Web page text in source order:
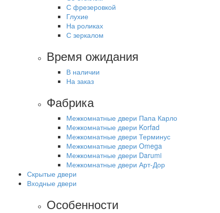
С фрезеровкой
Глухие
На роликах
С зеркалом
Время ожидания
В наличии
На заказ
Фабрика
Межкомнатные двери Папа Карло
Межкомнатные двери Korfad
Межкомнатные двери Терминус
Межкомнатные двери Omega
Межкомнатные двери Darumi
Межкомнатные двери Арт-Дор
Скрытые двери
Входные двери
Особенности